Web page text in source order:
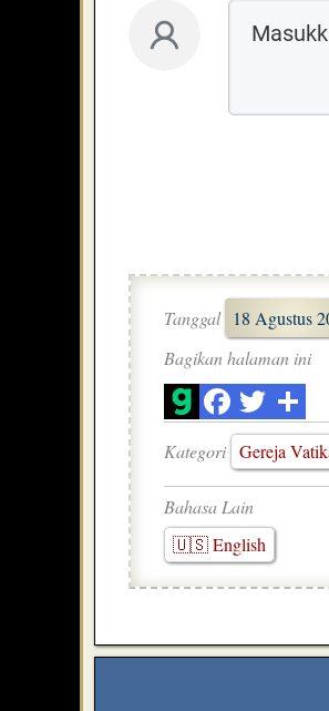
Tanggal 18 Agustus
Bagikan halaman ini
Kategori Gereja
Bahasa Lain
🇺🇸 English